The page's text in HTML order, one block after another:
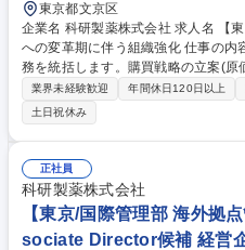
東京都文京区
企業名 科研製薬株式会社 求人名 【東京/購買】管理職採用/「攻め」の調達
への変革期に伴う組織強化 仕事の内容 原材料や建設・設備の全社購買業
務を統括します。購買戦略の立案(
略策定)や、グループメンバーの指
買領域の舵取りを担う重要な役割です。 (1)調達購買部署のマネジメ
およびメンバー育成 (2)全社購買戦
グローバル戦略) (3)国内外サプライ
渉含む) (4)社内関連部門(製造、物流
力】建築費高騰や原材料費アップと
利益を守り抜く、購買グループの司令
種 【東京/購買】管理職採用/「攻め
業界未経験歓迎 年間休日120日以上
土日祝休み
正社員
科研製薬株式会社
【東京/国際管理部 海外拠
sociate Director候補 経営